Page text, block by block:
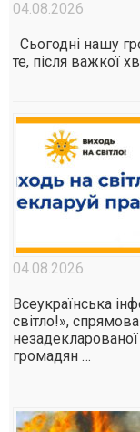
04.08.2026
Сьогодні нашу
те, після важкої
04.08.2026
Всеукраїнська
світло!»,
громадян …